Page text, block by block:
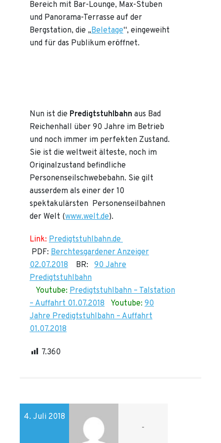
Bereich mit Bar-Lounge, Max-Stuben
und Panorama-Terrasse auf der
Bergstation, die „Beletage“, eingeweiht
und für das Publikum eröffnet.
Nun ist die Predigtstuhlbahn aus Bad
Reichenhall über 90 Jahre im Betrieb
und noch immer im perfekten Zustand.
Sie ist die weltweit älteste, noch im
Originalzustand befindliche
Personenseilschwebebahn. Sie gilt
ausserdem als einer der 10
spektakulärsten Personenseilbahnen
der Welt (www.welt.de).
Link: Predigtstuhlbahn.de
PDF: Berchtesgardener Anzeiger
02.07.2018 BR: 90 Jahre
Predigtstuhlbahn
Youtube: Predigtstuhlbahn – Talstation
– Auffahrt 01.07.2018
Youtube: 90
Jahre Predigtstuhlbahn – Auffahrt
01.07.2018
7.360
4. Juli 2018
-